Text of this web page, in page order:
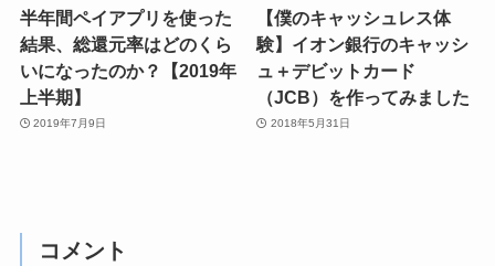
半年間ペイアプリを使った
結果、総還元率はどのくら
いになったのか？【2019年
上半期】
2019年7月9日
【僕のキャッシュレス体
験】イオン銀行のキャッシ
ュ＋デビットカード
（JCB）を作ってみました
2018年5月31日
コメント